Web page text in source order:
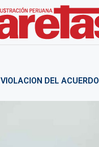
VIOLACION DEL ACUERDO